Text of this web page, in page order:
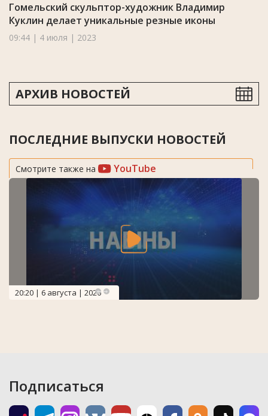
Гомельский скульптор-художник Владимир
Куклин делает уникальные резные иконы
09:44 | 4 июля | 2023
АРХИВ НОВОСТЕЙ
ПОСЛЕДНИЕ ВЫПУСКИ НОВОСТЕЙ
Смотрите также на YouTube
20:20 | 6 августа | 2026
Подписаться